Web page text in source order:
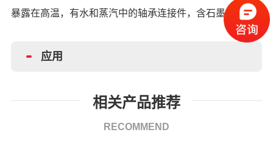
暴露在高温，有水和蒸汽中的轴承连接件，含石墨抗极压
应用
相关产品推荐
RECOMMEND